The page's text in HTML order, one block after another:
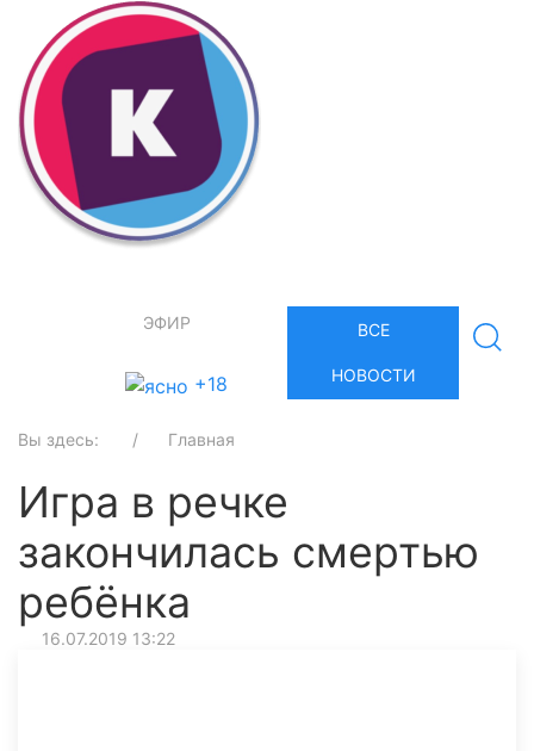
ЭФИР
+18
ВСЕ
НОВОСТИ
Вы здесь: Главная
Игра в речке
закончилась смертью
ребёнка
16.07.2019 13:22